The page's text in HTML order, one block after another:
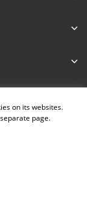
on its websites.
page.